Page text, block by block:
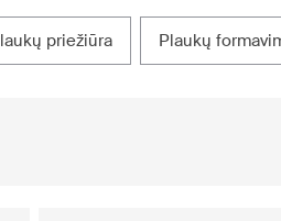
plaukų priežiūra plaukų